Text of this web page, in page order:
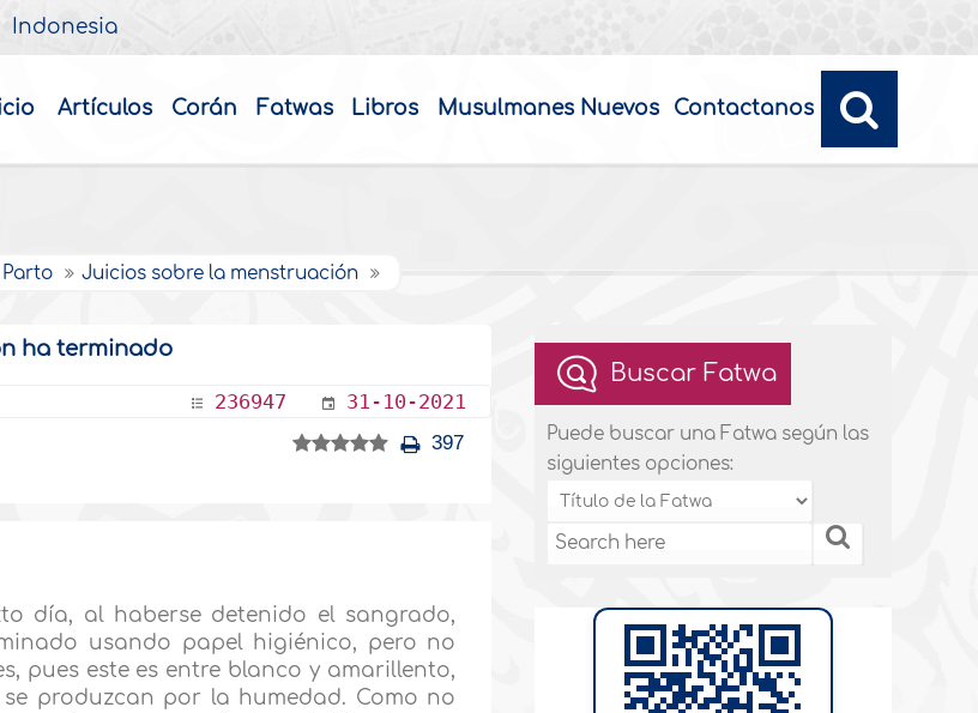
Indonesia
Artículos Corán Fatwas Libros Musulmanes Nuevos Contactanos
Juicios sobre la menstruación
ha terminado
236947 31-10-2021
397
día, al haberse detenido el sangrado,
usando papel higiénico, pero no
pues este es entre blanco y amarillento,
produzcan por la humedad. Como no
Buscar Fatwa
Puede buscar una Fatwa según las
siguientes opciones: